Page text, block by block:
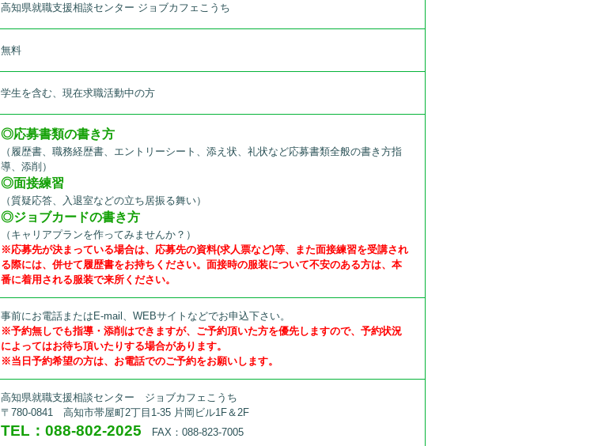
高知県就職支援相談センター ジョブカフェこうち
無料
学生を含む、現在求職活動中の方
◎応募書類の書き方
（履歴書、職務経歴書、エントリーシート、添え状、礼状など応募書類全般の書き方指
導、添削）
◎面接練習
（質疑応答、入退室などの立ち居振る舞い）
◎ジョブカードの書き方
（キャリアプランを作ってみませんか？）
※応募先が決まっている場合は、応募先の資料(求人票など)等、また面接練習を受講され
る際には、併せて履歴書をお持ちください。面接時の服装について不安のある方は、本
番に着用される服装で来所ください。
事前にお電話またはE-mail、WEBサイトなどでお申込下さい。
※予約無しでも指導・添削はできますが、ご予約頂いた方を優先しますので、予約状況
によってはお待ち頂いたりする場合があります。
※当日予約希望の方は、お電話でのご予約をお願いします。
高知県就職支援相談センター ジョブカフェこうち
〒780-0841 高知市帯屋町2丁目1-35 片岡ビル1F＆2F
TEL：088-802-2025 FAX：088-823-7005